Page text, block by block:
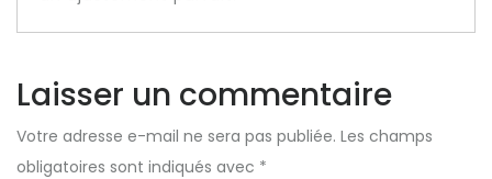
Laisser un commentaire
Votre adresse e-mail ne sera pas publiée. Les champs
obligatoires sont indiqués avec *